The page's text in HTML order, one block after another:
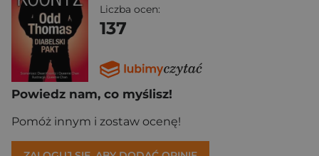
Liczba ocen:
137
Powiedz nam, co myślisz!
Pomóż innym i zostaw ocenę!